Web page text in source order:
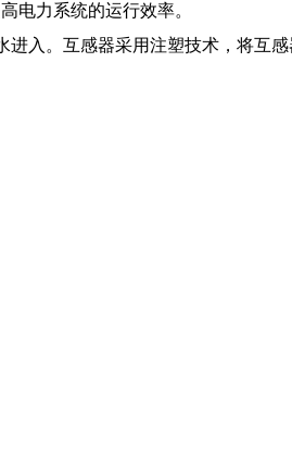
电力系统的运行效率。
入。互感器采用注塑技术，将互